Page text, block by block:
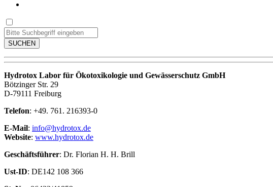
SUCHEN
Hydrotox Labor für Ökotoxikologie und Gewässerschutz GmbH
Bötzinger Str. 29
D-79111 Freiburg
Telefon: +49. 761. 216393-0
E-Mail: info@hydrotox.de
Website: www.hydrotox.de
Geschäftsführer: Dr. Florian H. H. Brill
Ust-ID: DE142 108 366